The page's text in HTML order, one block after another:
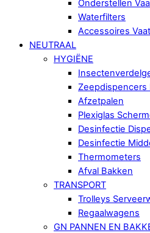
Onderstellen
Waterfilters
Accessoires
NEUTRAAL
HYGIËNE
Zeepdispencers
Afzetpalen
Plexiglas
Desinfectie
Desinfectie
Thermometers
Afval Bakken
TRANSPORT
Trolleys
Regaalwagens
GN PANNEN EN